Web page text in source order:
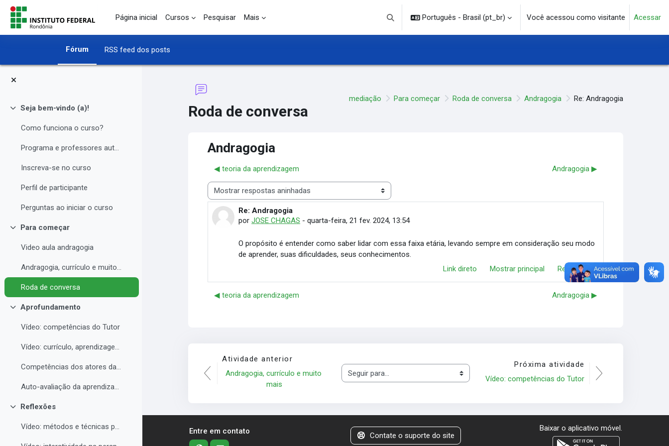
Ir para o conteúdo principal
Página inicial
Cursos Pesquisar Mais
Alternar entrada de pesquisa
Português - Brasil ‎(pt_br)‎ Você acessou como visitante Acessar
Fórum RSS feed dos posts
Contrair
Seja bem-vindo (a)!
Como funciona o curso?
Programa e professores autores
Inscreva-se no curso
Perfil de participante
Perguntas ao iniciar o curso
Contrair
Para começar
Video aula andragogia
Andragogia, currículo e muito mais
Roda de conversa
Contrair
Aprofundamento
Vídeo: competências do Tutor
Vídeo: currículo, aprendizagem e docência para EAD
Competências dos atores da educação a distância professor, tutor e aluno
Auto-avaliação da aprendizagem
Contrair
Reflexões
Vídeo: métodos e técnicas para EAD
Roda de conversa
mediação Para começar Roda de conversa Andragogia Re: Andragogia
Andragogia
◀︎ teoria da aprendizagem Andragogia ▶︎
Modo de visualização
Re: Andragogia
porJOSE CHAGAS -quarta-feira, 21 fev. 2024, 13:54
Número de respostas: 0
O propósito é entender como saber lidar com essa faixa etária, levando sempre em consideração seu modo
de aprender, suas dificuldades, seus conhecimentos.
Link direto
Mostrar principal Responder
◀︎ teoria da aprendizagem Andragogia ▶︎
Atividade anterior
Andragogia, currículo e muito
mais
Seguir para...
Próxima atividade
Vídeo: competências do Tutor
Entre em contato Contate o suporte do site
Baixar o aplicativo móvel.